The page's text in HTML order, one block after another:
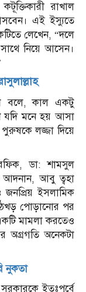
রাখাল
এই ইস্যুতে
লেখেন, “দলে
নিয়ে আসেন।
বলে, কাল একটু
যদি মনে হয় আসা
লজ্জা দিয়ে
ডা: শামসুল
আদনান, আবু ত্বহা
ইসলামিক
পোড়ানোর পর
মামলা করতেও
অগ্রগতি অনেকটা
নুকতা
সরকারকে ইতঃপূর্বে